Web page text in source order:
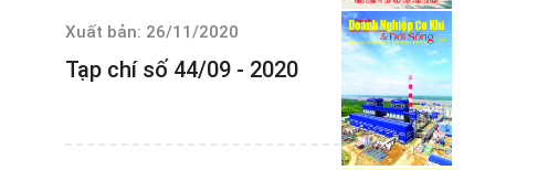
Xuất bản: 26/11/2020
Tạp chí số 44/09 - 2020